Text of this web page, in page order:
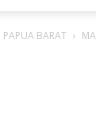
PAPUA BARAT